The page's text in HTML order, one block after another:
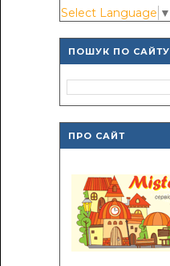
Select Language ▼
ПОШУК ПО САЙТУ
ПРО САЙТ